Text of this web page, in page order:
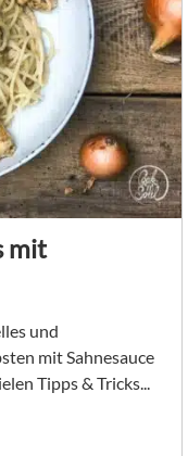
mit
und
mit Sahnesauce
Tipps & Tricks...